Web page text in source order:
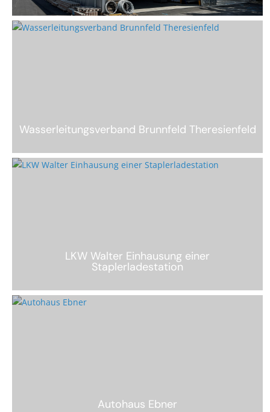
Wasserleitungsverband Brunnfeld Theresienfeld
LKW Walter Einhausung einer
Staplerladestation
Autohaus Ebner